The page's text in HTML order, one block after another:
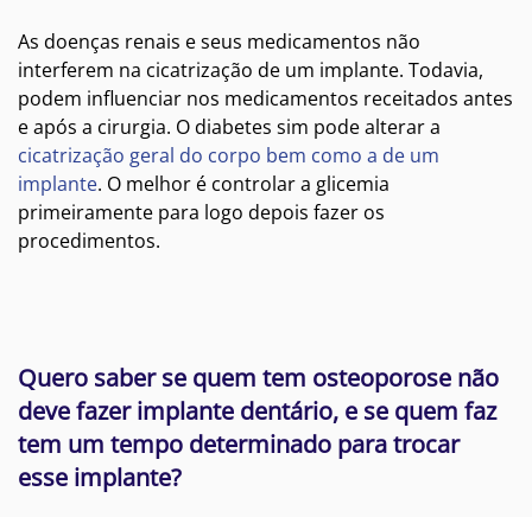
As doenças renais e seus medicamentos não
interferem na cicatrização de um implante. Todavia,
podem influenciar nos medicamentos receitados antes
e após a cirurgia. O diabetes sim pode alterar a
cicatrização geral do corpo bem como a de um
implante. O melhor é controlar a glicemia
primeiramente para logo depois fazer os
procedimentos.
Quero saber se quem tem osteoporose não
deve fazer implante dentário, e se quem faz
tem um tempo determinado para trocar
esse implante?